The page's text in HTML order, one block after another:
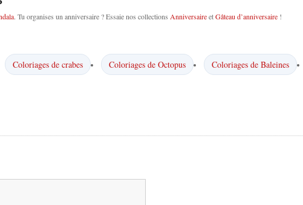
. Tu organises un anniversaire ? Essaie nos collections AnniversaireetGâteau d’anniversaire !
Coloriages de crabes Coloriages de Octopus Coloriages de Baleines